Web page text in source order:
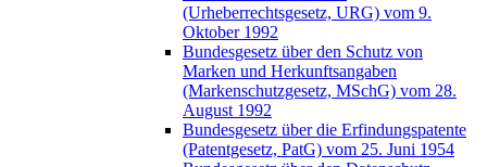
(Urheberrechtsgesetz, URG) vom 9.
Oktober 1992
Bundesgesetz über den Schutz von
Marken und Herkunftsangaben
(Markenschutzgesetz, MSchG) vom 28.
August 1992
Bundesgesetz über die Erfindungspatente
(Patentgesetz, PatG) vom 25. Juni 1954